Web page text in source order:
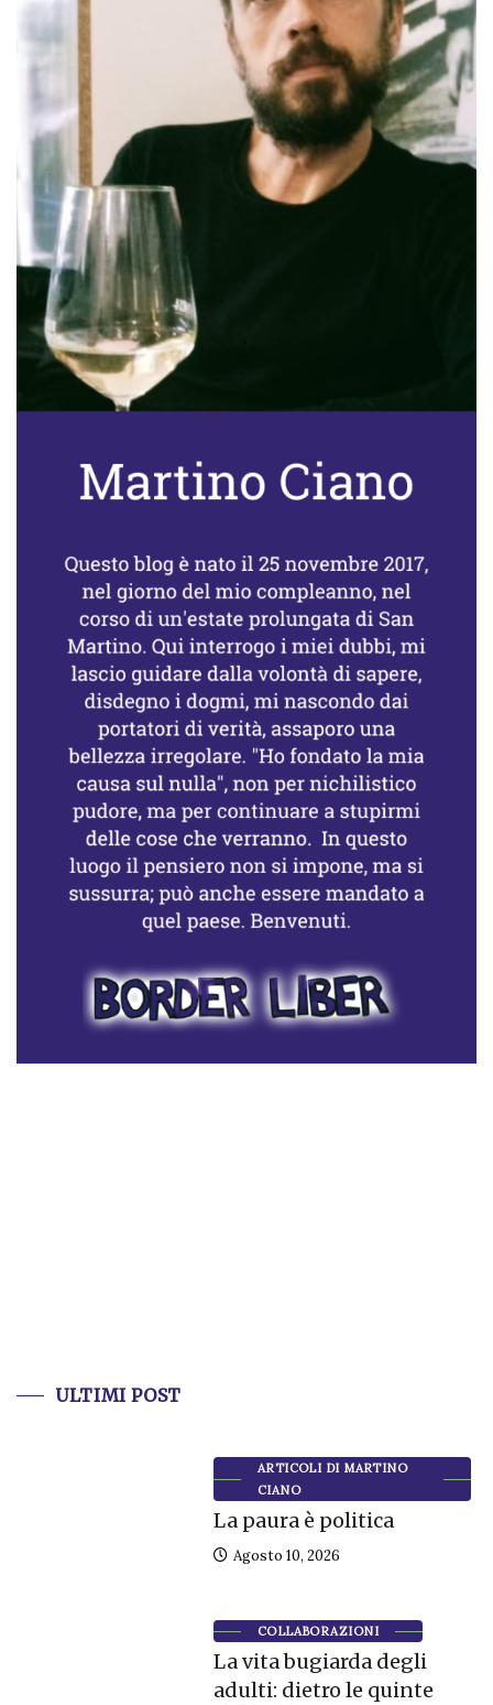
ULTIMI POST
ARTICOLI DI MARTINO
CIANO
La paura è politica
Agosto 10, 2026
COLLABORAZIONI
La vita bugiarda degli
adulti: dietro le quinte